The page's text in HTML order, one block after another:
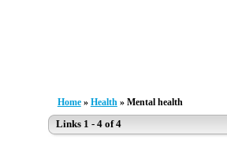
Home» Health» Mental health
Links 1 - 4 of 4